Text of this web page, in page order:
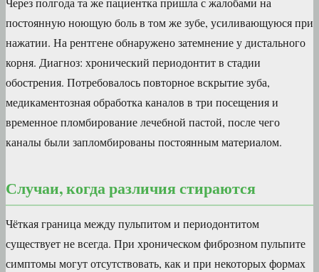
постоянную ноющую боль в том же зубе, усиливающуюся при
нажатии. На рентгене обнаружено затемнение у дистального
корня. Диагноз: хронический периодонтит в стадии
обострения. Потребовалось повторное вскрытие зуба,
медикаментозная обработка каналов в три посещения и
временное пломбирование лечебной пастой, после чего
каналы были запломбированы постоянным материалом.
Случаи, когда различия стираются
Чёткая граница между пульпитом и периодонтитом
существует не всегда. При хроническом фиброзном пульпите
симптомы могут отсутствовать, как и при некоторых формах